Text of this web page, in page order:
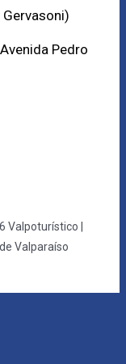
Gervasoni)
Pedro
Valpoturístico |
Valparaíso